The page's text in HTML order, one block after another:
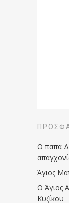
Ο παπα
Άγιος
Ο Άγιος
Κυζίκου